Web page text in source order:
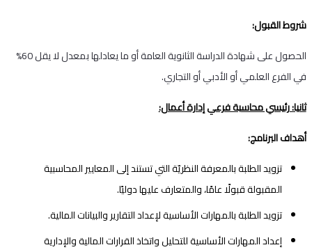
شروط القبول:
الحصول على شهادة الدراسة الثانوية العامة أو ما يعادلها بمعدل لا يقل60
%
في الفرع العلمي أو الأدبي أو التجاري.
ثانيا: رئيسي محاسبة فرعي إدارة أعمال:
أهداف البرنامج:
تزويد الطلبة بالمعرفة النظريّة التي تستند إلى المعايير المحاسبية
المقبولة قبولًا عامًا، والمتعارف عليها دوليًا.
تزويد الطلبة بالمهارات الأساسية لإعداد التقارير والبيانات المالية.
إعداد المهارات الأساسية للتحليل واتخاذ القرارات المالية والإدارية